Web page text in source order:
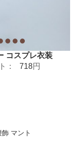
コスプレ衣装
： 718円
マント